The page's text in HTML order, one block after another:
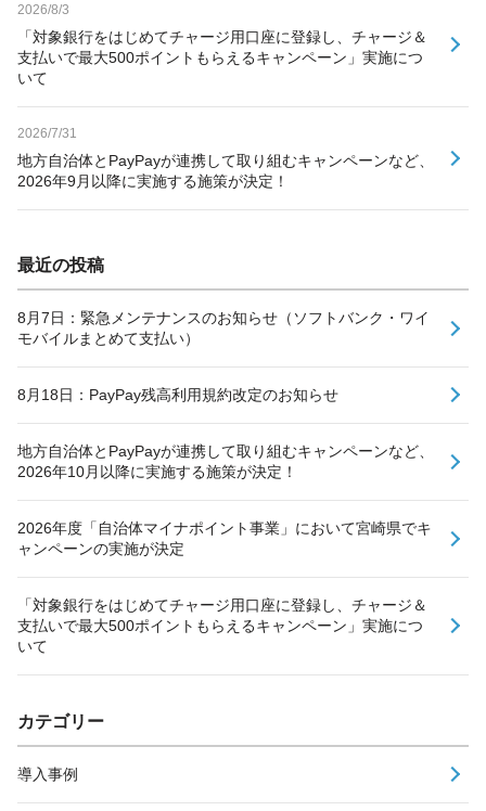
2026/8/3
「対象銀行をはじめてチャージ用口座に登録し、チャージ＆
支払いで最大500ポイントもらえるキャンペーン」実施につ
いて
2026/7/31
地方自治体とPayPayが連携して取り組むキャンペーンなど、
2026年9月以降に実施する施策が決定！
最近の投稿
8月7日：緊急メンテナンスのお知らせ（ソフトバンク・ワイ
モバイルまとめて支払い）
8月18日：PayPay残高利用規約改定のお知らせ
地方自治体とPayPayが連携して取り組むキャンペーンなど、
2026年10月以降に実施する施策が決定！
2026年度「自治体マイナポイント事業」において宮崎県でキ
ャンペーンの実施が決定
「対象銀行をはじめてチャージ用口座に登録し、チャージ＆
支払いで最大500ポイントもらえるキャンペーン」実施につ
いて
カテゴリー
導入事例